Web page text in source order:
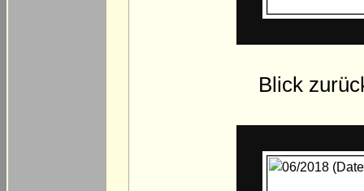
Blick